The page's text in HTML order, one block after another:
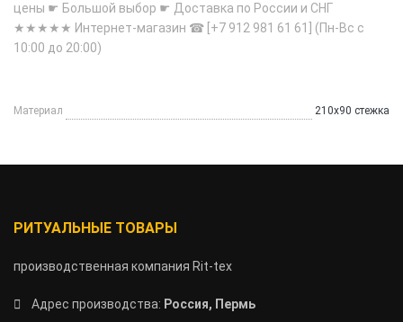
цены ☛ Большой выбор ☛ Доставка по России и СНГ
★★★★★ Интернет-магазин ☎ [+7 912 981 61 61] (Пн-Вс с
10:00 до 20:00)
Материал 210х90 стежка
РИТУАЛЬНЫЕ ТОВАРЫ
производственная компания Rit-tex
Адрес производства: Россия, Пермь